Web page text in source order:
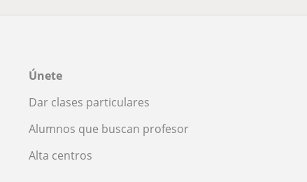
Únete
Dar clases particulares
Alumnos que buscan profesor
Alta centros